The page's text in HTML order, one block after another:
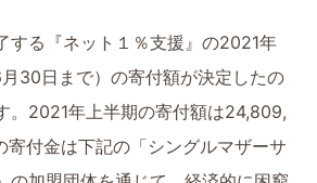
する『ネット１％支援』の2021年
月30日まで）の寄付額が決定したの
。2021年上半期の寄付額は24,809,
付金は下記の「シングルマザーサ